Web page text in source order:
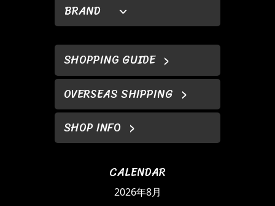
BRAND
SHOPPING GUIDE
OVERSEAS SHIPPING
SHOP INFO
CALENDAR
2026年8月